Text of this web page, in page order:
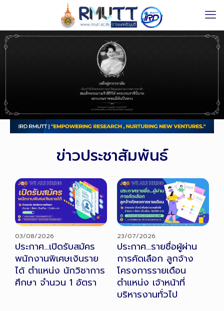
ข่าวประชาสัมพันธ์
03/08/2026
ประกาศ…เปิดรับสมัคร
พนักงานพิเศษเงินราย
ได้ ตำแหน่ง นักวิชาการ
ศึกษา จำนวน 1 อัตรา
23/07/2026
ประกาศ…รายชื่อผู้ผ่าน
การคัดเลือก ลูกจ้าง
โครงการรายเดือน
ตำแหน่ง เจ้าหน้าที่
บริหารงานทั่วไป